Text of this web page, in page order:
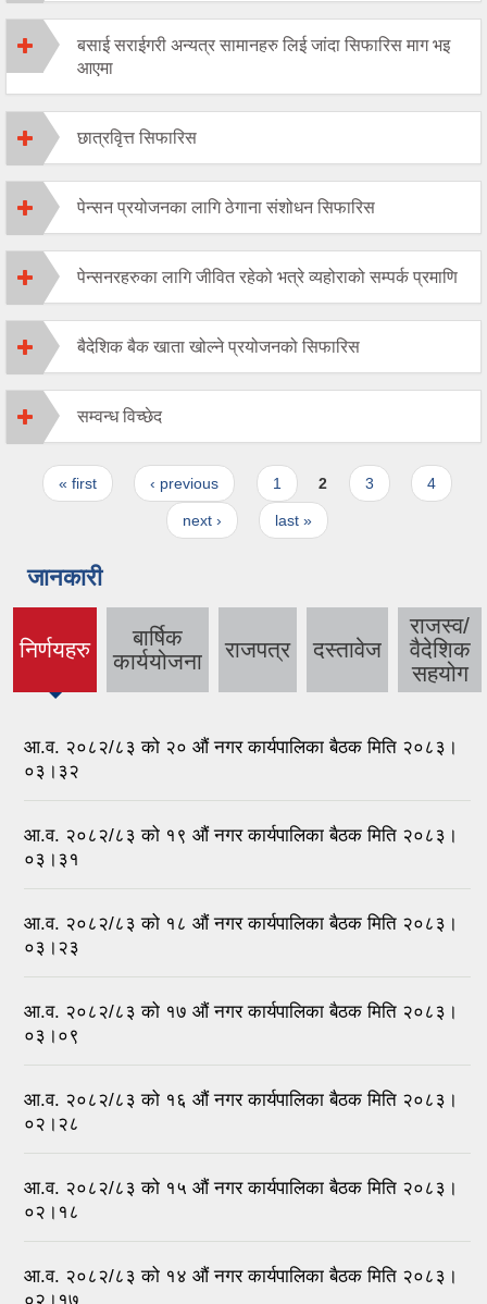
बसाई सराईगरी अन्यत्र सामानहरु लिई जांदा सिफारिस माग भइ
आएमा
छात्रवृित्त सिफारिस
पेन्सन प्रयोजनका लागि ठेगाना संशोधन सिफारिस
पेन्सनरहरुका लागि जीवित रहेको भत्रे व्यहोराको सम्पर्क प्रमाणि
बैदेशिक बैक खाता खोल्ने प्रयोजनको सिफारिस
सम्वन्ध विच्छेद
Pages
« first ‹ previous 1 2 3 4
next › last »
जानकारी
निर्णयहरु
(active
बार्षिक
कार्ययोजना
राजपत्र दस्तावेज
राजस्व/
वैदेशिक
सहयोग
आ.व. २०८२/८३ को २० औ‍ं नगर कार्यपालिका बैठक मिति २०८३।
०३।३२
आ.व. २०८२/८३ को १९ औ‍ं नगर कार्यपालिका बैठक मिति २०८३।
०३।३१
आ.व. २०८२/८३ को १८ औ‍ं नगर कार्यपालिका बैठक मिति २०८३।
०३।२३
आ.व. २०८२/८३ को १७ औ‍ं नगर कार्यपालिका बैठक मिति २०८३।
०३।०९
आ.व. २०८२/८३ को १६ औ‍ं नगर कार्यपालिका बैठक मिति २०८३।
०२।२८
आ.व. २०८२/८३ को १५ औ‍ं नगर कार्यपालिका बैठक मिति २०८३।
०२।१८
आ.व. २०८२/८३ को १४ औ‍ं नगर कार्यपालिका बैठक मिति २०८३।